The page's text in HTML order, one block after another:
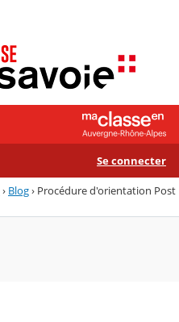
Se connecter
› Blog› Procédure d'orientation Post